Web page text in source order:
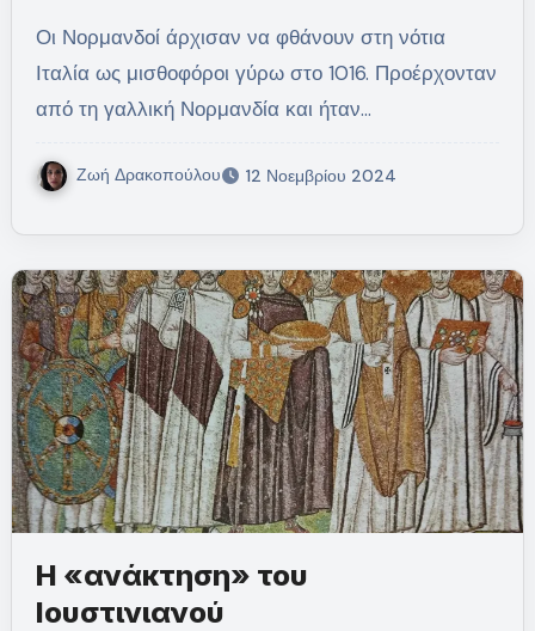
Οι Νορμανδοί άρχισαν να φθάνουν στη νότια
Ιταλία ως μισθοφόροι γύρω στο 1016. Προέρχονταν
από τη γαλλική Νορμανδία και ήταν…
Ζωή Δρακοπούλου 12 Νοεμβρίου 2024
Η «ανάκτηση» του
Ιουστινιανού